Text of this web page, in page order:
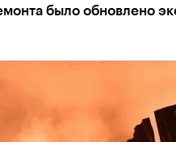
было обновлено